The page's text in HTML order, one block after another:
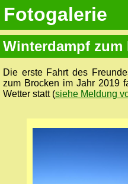
Fotogalerie
Winterdampf zum
Die erste Fahrt des
zum Brocken im Jahr 2019
Wetter statt (siehe Meldung